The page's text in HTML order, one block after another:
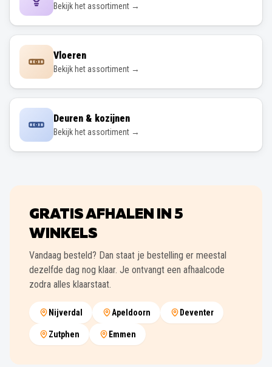
Bekijk het assortiment →
Vloeren
Bekijk het assortiment →
Deuren & kozijnen
Bekijk het assortiment →
GRATIS AFHALEN IN 5
WINKELS
Vandaag besteld? Dan staat je bestelling er meestal
dezelfde dag nog klaar. Je ontvangt een afhaalcode
zodra alles klaarstaat.
Nijverdal Apeldoorn Deventer
Zutphen Emmen